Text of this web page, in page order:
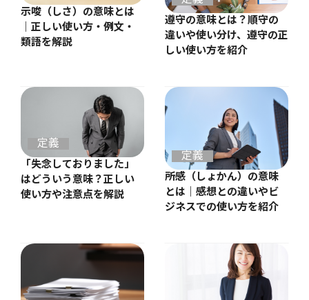
示唆（しさ）の意味とは
｜正しい使い方・例文・
類語を解説
遵守の意味とは？順守の
違いや使い分け、遵守の正
しい使い方を紹介
定義
「失念しておりました」
はどういう意味？正しい
使い方や注意点を解説
定義
所感（しょかん）の意味
とは｜感想との違いやビ
ジネスでの使い方を紹介